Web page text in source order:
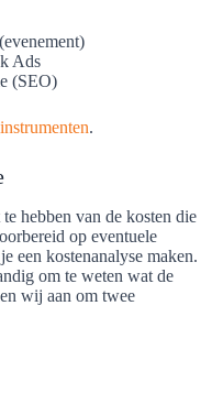
Ads
(SEO)
.
hebben van de kosten die
op eventuele
een kostenanalyse maken.
om te weten wat de
wij aan om twee